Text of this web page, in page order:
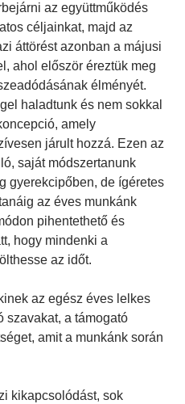
az együttműködés
céljainkat, majd az
áttörést azonban a májusi
ahol először éreztük meg
élményét.
haladtunk és nem sokkal
amely
járult hozzá. Ezen az
saját módszertanunk
gyerekcipőben, de ígéretes
az éves munkánk
pihentethető és
hogy mindenki a
az időt.
az egész éves lelkes
szavakat, a támogató
amit a munkánk során
kikapcsolódást, sok